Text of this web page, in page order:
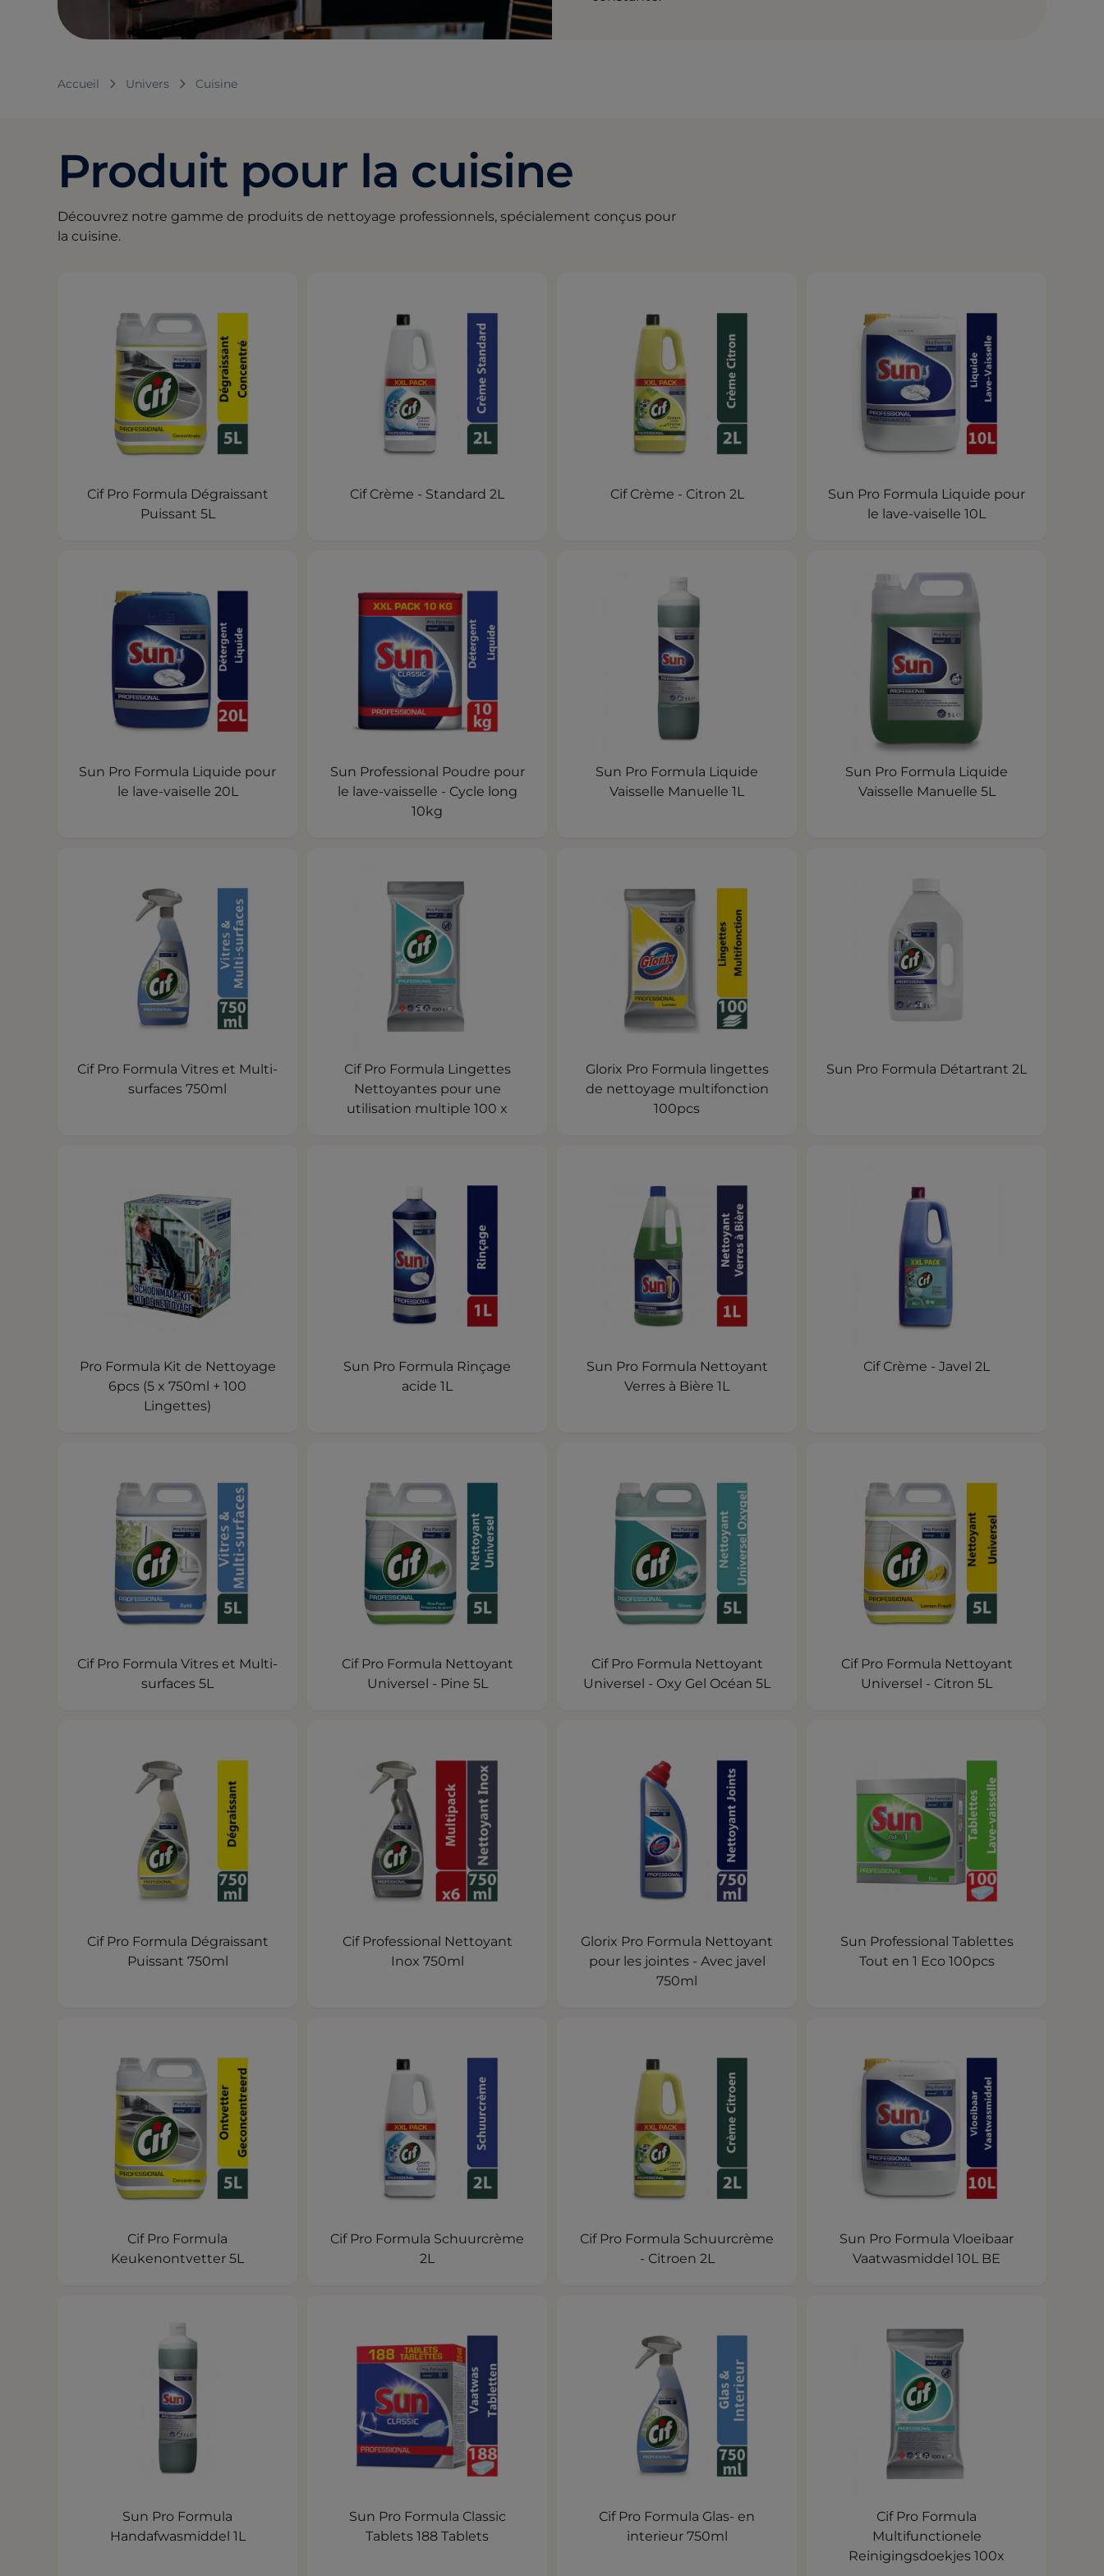
Accueil Univers Cuisine
Produit pour la cuisine
Découvrez notre gamme de produits de nettoyage professionnels, spécialement conçus pour
la cuisine.
Cif Pro Formula Dégraissant
Puissant 5L
Cif Crème - Standard 2L Cif Crème - Citron 2L
Sun Pro Formula Liquide pour
le lave-vaiselle 10L
Sun Pro Formula Liquide pour
le lave-vaiselle 20L
Sun Professional Poudre pour
le lave-vaisselle - Cycle long
10kg
Sun Pro Formula Liquide
Vaisselle Manuelle 1L
Sun Pro Formula Liquide
Vaisselle Manuelle 5L
Cif Pro Formula Vitres et Multi-
surfaces 750ml
Cif Pro Formula Lingettes
Nettoyantes pour une
utilisation multiple 100 x
Glorix Pro Formula lingettes
de nettoyage multifonction
100pcs
Sun Pro Formula Détartrant 2L
Pro Formula Kit de Nettoyage
6pcs (5 x 750ml + 100
Lingettes)
Sun Pro Formula Rinçage
acide 1L
Sun Pro Formula Nettoyant
Verres à Bière 1L
Cif Crème - Javel 2L
Cif Pro Formula Vitres et Multi-
surfaces 5L
Cif Pro Formula Nettoyant
Universel - Pine 5L
Cif Pro Formula Nettoyant
Universel - Oxy Gel Océan 5L
Cif Pro Formula Nettoyant
Universel - Citron 5L
Cif Pro Formula Dégraissant
Puissant 750ml
Cif Professional Nettoyant
Inox 750ml
Glorix Pro Formula Nettoyant
pour les jointes - Avec javel
750ml
Sun Professional Tablettes
Tout en 1 Eco 100pcs
Cif Pro Formula
Keukenontvetter 5L
Cif Pro Formula Schuurcrème
2L
Cif Pro Formula Schuurcrème
- Citroen 2L
Sun Pro Formula Vloeibaar
Vaatwasmiddel 10L BE
Sun Pro Formula
Handafwasmiddel 1L
Sun Pro Formula Classic
Tablets 188 Tablets
Cif Pro Formula Glas- en
interieur 750ml
Cif Pro Formula
Multifunctionele
Reinigingsdoekjes 100x